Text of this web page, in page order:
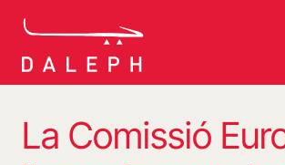
La Comissió